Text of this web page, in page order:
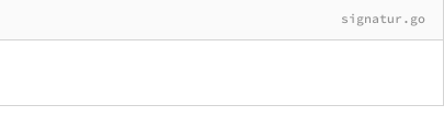
signatur.go